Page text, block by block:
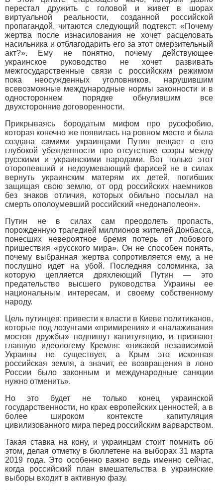
перестал дружить с головой и живет в шорах
виртуальной реальности, созданной российской
пропагандой, читаются следующий подтекст: «Почему
жертва после изнасилования не хочет расцеловать
насильника и отблагодарить его за этот омерзительный
акт?». Ему не понятно, почему действующее
украинское руководство не хочет развивать
межгосударственные связи с российским режимом
пока неосужденных уголовников, нарушившим
всевозможные международные нормы законности и в
одностороннем порядке обнулившим все
двухсторонние договоренности.
Прикрываясь бородатым мифом про русофобию,
которая конечно же появилась на ровном месте и была
создана самими украинцами Путин вещает о его
глубокой убежденности про отсутствие ссоры между
русскими и украинскими народами. Вот только этот
оторопевший и недоумевающий фарисей не в силах
вернуть украинским матерям их детей, погибших
защищая свою землю, от орд российских наемников
без знаков отличия, которых обильно посылал на
смерть ополоумевший российский «недонаполеон».
Путин не в силах сам преодолеть пропасть,
порожденную трагедией миллионов жителей Донбасса,
понесших невероятное бремя потерь от лобового
пришествия «русского мира». Он не способен понять,
почему выбранная жертва сопротивляется ему, а не
послушно идет на убой. Последняя соломинка, за
которую цепляется дряхлеющий Путин — это
предательство высшего руководства Украины ее
национальным интересам, и своему собственному
народу.
Цель путинцев: привести к власти в Киеве политиканов,
которые под лозунгами «примирения» и «налаживания
мостов дружбы» подпишут капитуляцию, и признают
главную идеологему Кремля: «никакой независимой
Украины не существует, а Крым это исконная
российская земля, а значит, ее возвращения в лоно
России было законным и международные санкции
нужно отменить».
Но это будет не только конец украинской
государственности, но крах европейских ценностей, а в
более широком контексте капитуляция
цивилизованного мира перед российским варварством.
Такая ставка на кону, и украинцам стоит помнить об
этом, делая отметку в бюллетене на выборах 31 марта
2019 года. Это особенно важно ведь именно сейчас,
когда российский план вмешательства в украинские
выборы входит в активную фазу.